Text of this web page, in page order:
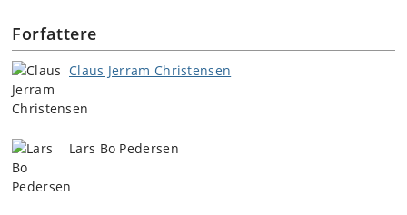
Forfattere
Claus Jerram Christensen
Lars Bo Pedersen